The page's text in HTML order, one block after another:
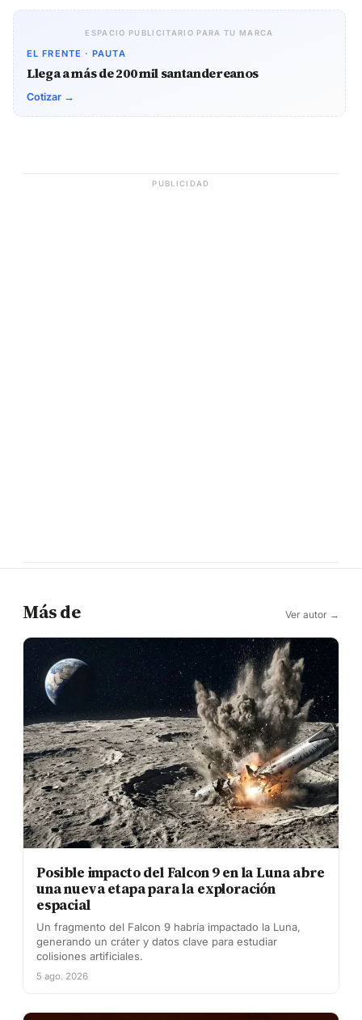
ESPACIO PUBLICITARIO PARA TU MARCA
EL FRENTE · PAUTA
Llega a más de 200 mil santandereanos
Cotizar →
PUBLICIDAD
Más de Ver autor →
Posible impacto del Falcon 9 en la Luna abre
una nueva etapa para la exploración
espacial
Un fragmento del Falcon 9 habría impactado la Luna,
generando un cráter y datos clave para estudiar
colisiones artificiales.
5 ago. 2026